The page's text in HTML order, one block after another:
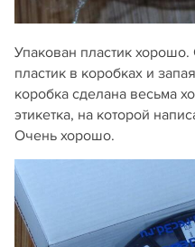
Упакован пластик
пластик в коробках и
коробка сделана весьма
этикетка, на которой
Очень хорошо.